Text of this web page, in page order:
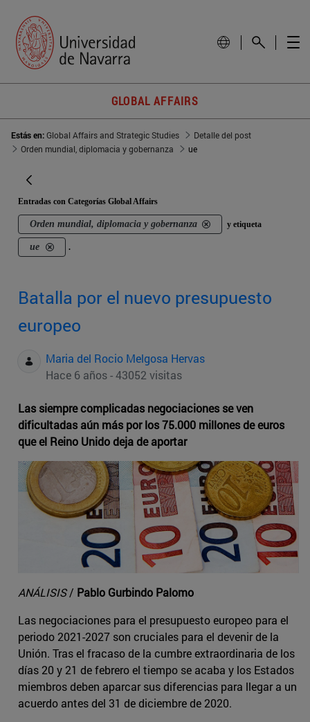
GLOBAL AFFAIRS
Estás en:Global Affairs and Strategic Studies
Detalle del post
Orden mundial, diplomacia y gobernanza
ue
Entradas con Categorías Global Affairs
Orden mundial, diplomacia y gobernanza y etiqueta
ue .
Batalla por el nuevo presupuesto
europeo
Maria del Rocio Melgosa Hervas
Hace 6 años - 43052 visitas
Las siempre complicadas negociaciones se ven
dificultadas aún más por los 75.000 millones de euros
que el Reino Unido deja de aportar
ANÁLISIS/ Pablo Gurbindo Palomo
Las negociaciones para el presupuesto europeo para el
periodo 2021-2027 son cruciales para el devenir de la
Unión. Tras el fracaso de la cumbre extraordinaria de los
días 20 y 21 de febrero el tiempo se acaba y los Estados
miembros deben aparcar sus diferencias para llegar a un
acuerdo antes del 31 de diciembre de 2020.